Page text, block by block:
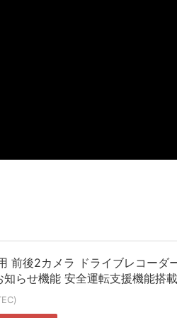
断飛行
たり屋やお煽り運転など盛りだく
スに入院中のオレのオナサポ懇願
新しい仕事観
前後2カメラ ドライブレコー
知らせ機能 安全運転支援機能搭